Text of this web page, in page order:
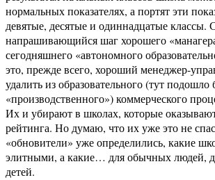
нормальных показателях, а портят эти
девятые, десятые и одиннадцатые классы.
напрашивающийся шаг хорошего
сегодняшнего «автономного
это, прежде всего, хороший менеджер-
удалить из образовательного (тут
«производственного») коммерческого
Их и убирают в школах, которые
рейтинга. Но думаю, что их уже это не
«обновители» уже определились, какие
элитными, а какие… для обычных людей,
детей.